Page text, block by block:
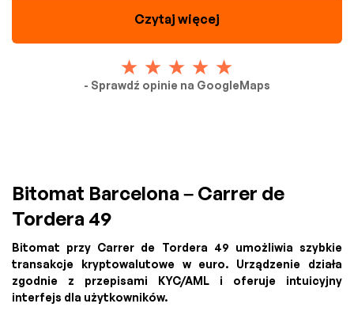
Czytaj więcej
- Sprawdź opinie na GoogleMaps
Bitomat Barcelona – Carrer de
Tordera 49
Bitomat przy Carrer de Tordera 49 umożliwia szybkie
transakcje kryptowalutowe w euro. Urządzenie działa
zgodnie z przepisami KYC/AML i oferuje intuicyjny
interfejs dla użytkowników.